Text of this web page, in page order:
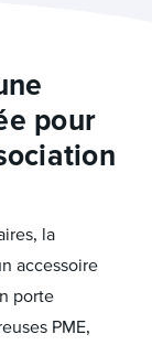
pour
la
accessoire
porte
PME,